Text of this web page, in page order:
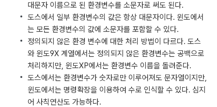
대문자 이름으로 된 환경변수를 소문자로 써도 된다.
도스에서 일부 환경변수의 값은 항상 대문자이다. 윈도에서
는 모든 환경변수의 값에 소문자를 포함할 수 있다.
정의되지 않은 환경 변수에 대한 처리 방법이 다르다. 도스
와 윈도9X 계열에서는 정의되지 않은 환경변수는 공백으로
처리하지만, 윈도XP에서는 환경변수 이름을 돌려준다.
도스에서는 환경변수가 숫자로만 이루어져도 문자열이지만,
윈도에서는 명령확장을 이용하여 수로 인식할 수 있다. 심지
어 사칙연산도 가능하다.